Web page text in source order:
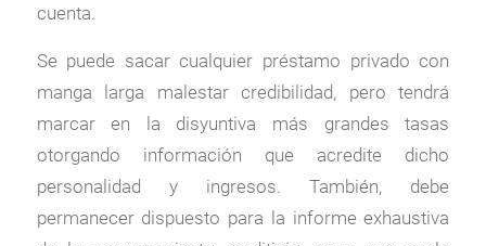
cuenta.
Se puede sacar cualquier préstamo privado con
manga larga malestar credibilidad, pero tendrá
marcar en la disyuntiva más grandes tasas
otorgando información que acredite dicho
personalidad y ingresos. También, debe
permanecer dispuesto para la informe exhaustiva